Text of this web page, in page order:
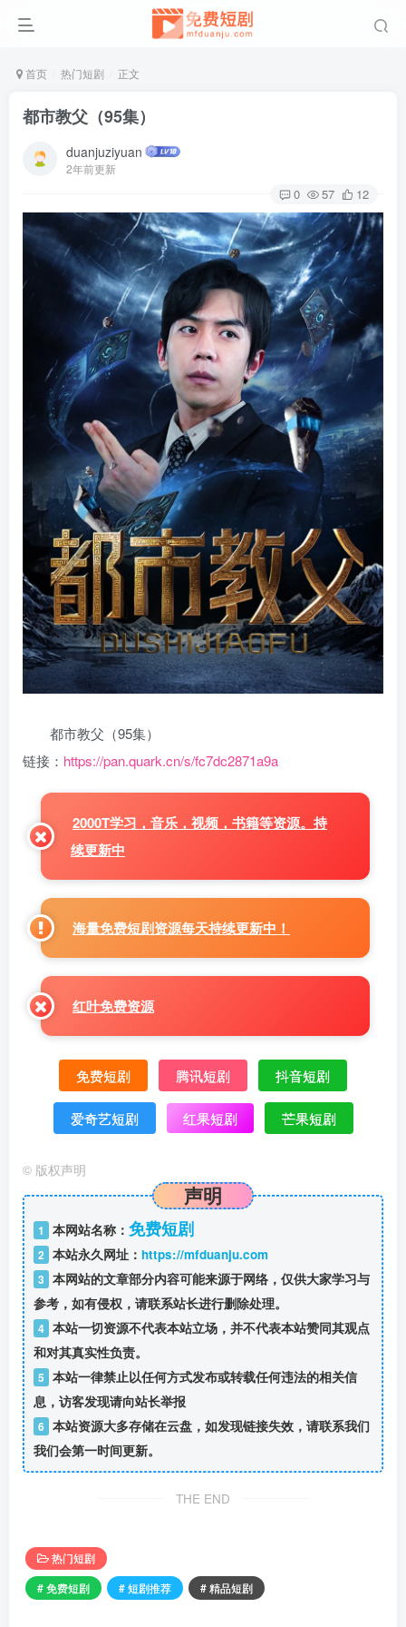
首页 热门短剧 正文
都市教父（95集）
duanjuziyuan
2年前更新
0 57 12
都市教父（95集）
链接： https://pan.quark.cn/s/fc7dc2871a9a
2000T学习，音乐，视频，书籍等资源。持
续更新中
海量免费短剧资源每天持续更新中！
红叶免费资源
免费短剧 腾讯短剧 抖音短剧
爱奇艺短剧 红果短剧 芒果短剧
© 版权声明
声明
1 本网站名称： 免费短剧
2 本站永久网址： https://mfduanju.com
3 本网站的文章部分内容可能来源于网络，仅供大家学习与
参考，如有侵权，请联系站长进行删除处理。
4 本站一切资源不代表本站立场，并不代表本站赞同其观点
和对其真实性负责。
5 本站一律禁止以任何方式发布或转载任何违法的相关信
息，访客发现请向站长举报
6 本站资源大多存储在云盘，如发现链接失效，请联系我们
我们会第一时间更新。
THE END
热门短剧
# 免费短剧
# 短剧推荐 # 精品短剧